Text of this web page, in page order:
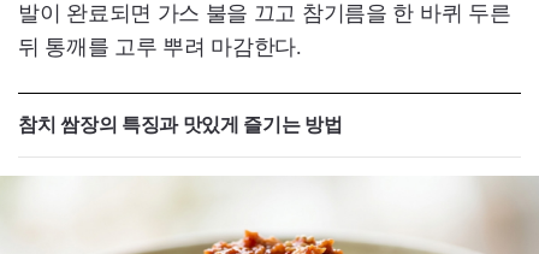
발이 완료되면 가스 불을 끄고 참기름을 한 바퀴 두른
뒤 통깨를 고루 뿌려 마감한다.
참치 쌈장의 특징과 맛있게 즐기는 방법